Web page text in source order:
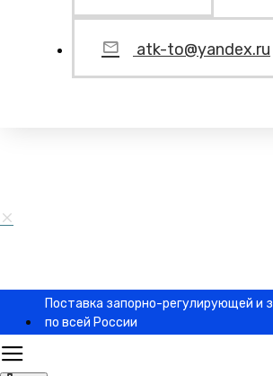
atk-to@yandex.ru
Поставка запорно-регулирующей и
по всей России